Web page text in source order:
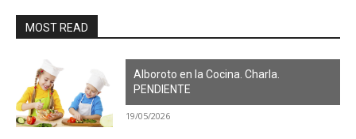
MOST READ
Alboroto en la Cocina. Charla.
PENDIENTE
19/05/2026